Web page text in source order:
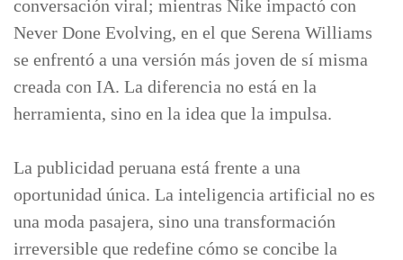
conversación viral; mientras Nike impactó con
Never Done Evolving, en el que Serena Williams
se enfrentó a una versión más joven de sí misma
creada con IA. La diferencia no está en la
herramienta, sino en la idea que la impulsa.
La publicidad peruana está frente a una
oportunidad única. La inteligencia artificial no es
una moda pasajera, sino una transformación
irreversible que redefine cómo se concibe la